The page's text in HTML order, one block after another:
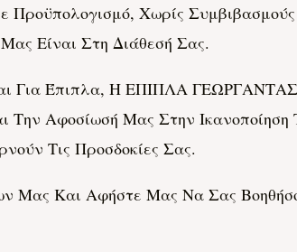
Χωρίς
Είναι Στη Διάθεσή Σας.
Για Έπιπλα, Η ΕΠΙΠΛΑ
Την Αφοσίωσή Μας Στην
Τις Προσδοκίες Σας.
Μας Και Αφήστε Μας Να Σας